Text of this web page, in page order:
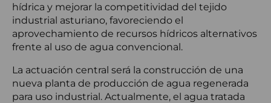
hídrica y mejorar la competitividad del tejido
industrial asturiano, favoreciendo el
aprovechamiento de recursos hídricos alternativos
frente al uso de agua convencional.
La actuación central será la construcción de una
nueva planta de producción de agua regenerada
para uso industrial. Actualmente, el agua tratada